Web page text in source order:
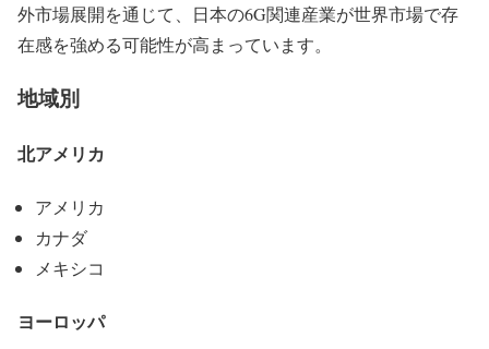
外市場展開を通じて、日本の6G関連産業が世界市場で存
在感を強める可能性が高まっています。
地域別
北アメリカ
アメリカ
カナダ
メキシコ
ヨーロッパ